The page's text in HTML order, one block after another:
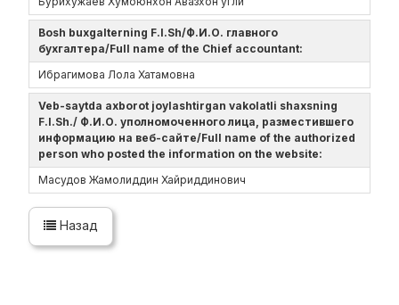
Bosh buxgalterning F.I.Sh/Ф.И.О. главного
бухгалтера/Full name of the Chief accountant:
Ибрагимова Лола Хатамовна
Veb-saytda axborot joylashtirgan vakolatli shaxsning
F.I.Sh./ Ф.И.О. уполномоченного лица, разместившего
информацию на веб-сайте/Full name of the authorized
person who posted the information on the website:
Масудов Жамолиддин Хайриддинович
Назад